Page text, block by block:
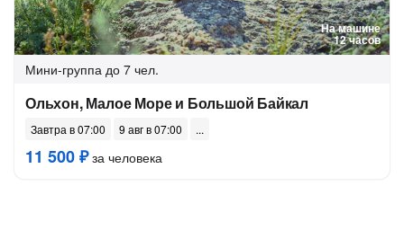
На машине
12 часов
Мини-группа до 7 чел.
Ольхон, Малое Море и Большой Байкал
Завтра в 07:00 9 авг в 07:00
11 500 ₽за человека